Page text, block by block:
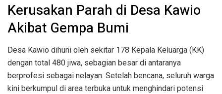
Kerusakan Parah di Desa Kawio
Akibat Gempa Bumi
Desa Kawio dihuni oleh sekitar 178 Kepala Keluarga (KK)
dengan total 480 jiwa, sebagian besar di antaranya
berprofesi sebagai nelayan. Setelah bencana, seluruh warga
kini berkumpul di area terbuka untuk menghindari potensi